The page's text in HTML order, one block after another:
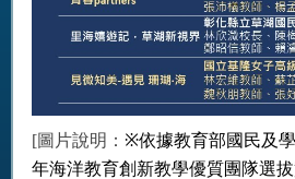
[圖片說明： ※依據教育部國民及
年海洋教育創新教學優質團隊選